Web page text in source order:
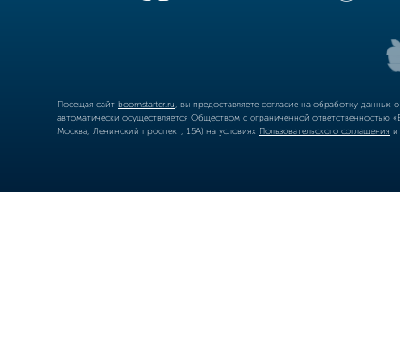
Посещая сайт boomstarter.ru , вы предоставляете согласие на обработку
автоматически осуществляется Обществом с ограниченной
Москва, Ленинский проспект, 15А) на условиях Пользовательского соглашения и